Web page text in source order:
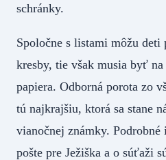
schránky.
Spoločne s listami môžu deti
kresby, tie však musia byť na
papiera. Odborná porota zo
tú najkrajšiu, ktorá sa stane
vianočnej známky.
pošte pre Ježiška a o súťaži